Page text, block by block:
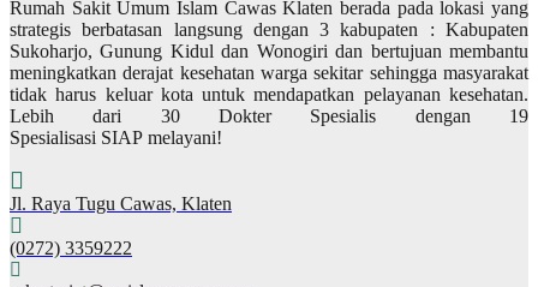
Rumah Sakit Umum Islam Cawas Klaten berada pada lokasi yang
strategis berbatasan langsung dengan 3 kabupaten : Kabupaten
Sukoharjo, Gunung Kidul dan Wonogiri dan bertujuan membantu
meningkatkan derajat kesehatan warga sekitar sehingga masyarakat
tidak harus keluar kota untuk mendapatkan pelayanan kesehatan.
Lebih dari 30 Dokter Spesialis dengan 19
Spesialisasi SIAP melayani!
Jl. Raya Tugu Cawas, Klaten
(0272) 3359222